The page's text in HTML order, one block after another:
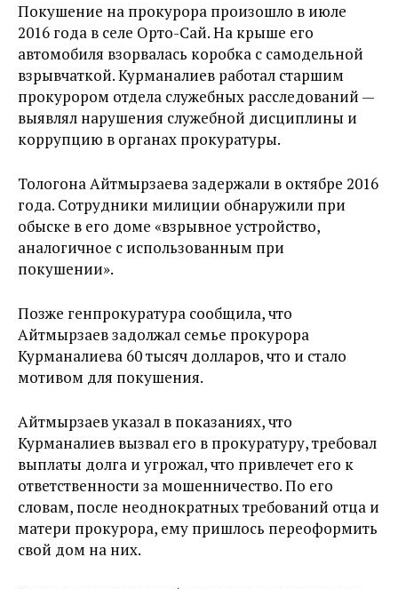
Покушение на прокурора произошло в июле
2016 года в селе Орто-Сай. На крыше его
автомобиля взорвалась коробка с самодельной
взрывчаткой. Курманалиев работал старшим
прокурором отдела служебных расследований —
выявлял нарушения служебной дисциплины и
коррупцию в органах прокуратуры.
Тологона Айтмырзаева задержали в октябре 2016
года. Сотрудники милиции обнаружили при
обыске в его доме «взрывное устройство,
аналогичное с использованным при
покушении».
Позже генпрокуратура сообщила, что
Айтмырзаев задолжал семье прокурора
Курманалиева 60 тысяч долларов, что и стало
мотивом для покушения.
Айтмырзаев указал в показаниях, что
Курманалиев вызвал его в прокуратуру, требовал
выплаты долга и угрожал, что привлечет его к
ответственности за мошенничество. По его
словам, после неоднократных требований отца и
матери прокурора, ему пришлось переоформить
свой дом на них.